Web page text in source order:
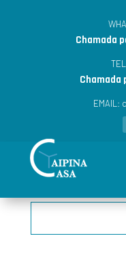
Chamada
Chamada
EMAIL: